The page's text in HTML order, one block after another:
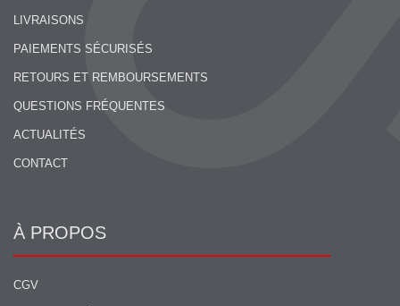
LIVRAISONS
PAIEMENTS SÉCURISÉS
RETOURS ET REMBOURSEMENTS
QUESTIONS FRÉQUENTES
ACTUALITÉS
CONTACT
À PROPOS
CGV